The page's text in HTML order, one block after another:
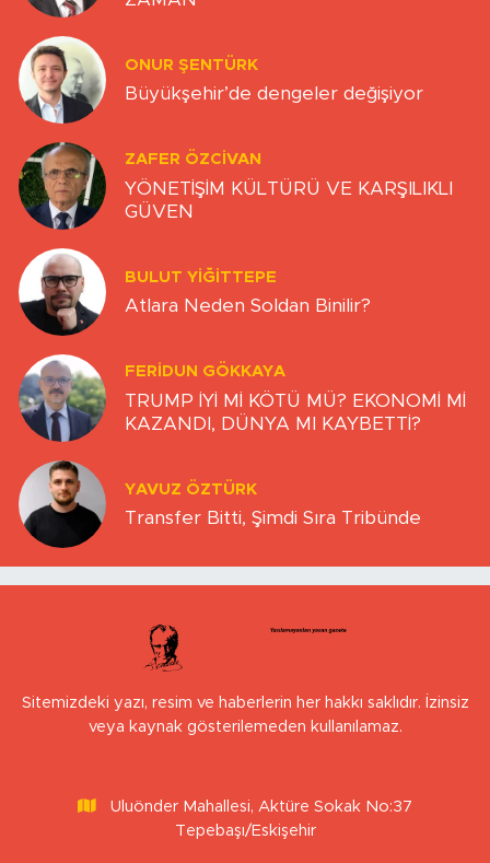
ONUR ŞENTÜRK
Büyükşehir’de dengeler değişiyor
ZAFER ÖZCIVAN
YÖNETİŞİM KÜLTÜRÜ VE KARŞILIKLI
GÜVEN
BULUT YİĞİTTEPE
Atlara Neden Soldan Binilir?
FERIDUN GÖKKAYA
TRUMP İYİ Mİ KÖTÜ MÜ? EKONOMİ Mİ
KAZANDI, DÜNYA MI KAYBETTİ?
YAVUZ ÖZTÜRK
Transfer Bitti, Şimdi Sıra Tribünde
Sitemizdeki yazı, resim ve haberlerin her hakkı saklıdır. İzinsiz
veya kaynak gösterilemeden kullanılamaz.
Uluönder Mahallesi, Aktüre Sokak No:37
Tepebaşı/Eskişehir